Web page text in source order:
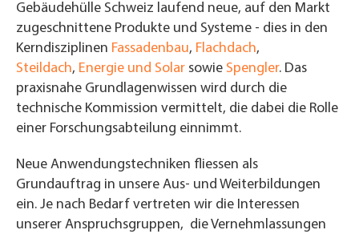
Gebäudehülle Schweiz laufend neue, auf den Markt
zugeschnittene Produkte und Systeme - dies in den
Kerndisziplinen Fassadenbau, Flachdach,
Steildach, Energie und Solar sowie Spengler. Das
praxisnahe Grundlagenwissen wird durch die
technische Kommission vermittelt, die dabei die Rolle
einer Forschungsabteilung einnimmt.
Neue Anwendungstechniken fliessen als
Grundauftrag in unsere Aus- und Weiterbildungen
ein. Je nach Bedarf vertreten wir die Interessen
unserer Anspruchsgruppen, die Vernehmlassungen